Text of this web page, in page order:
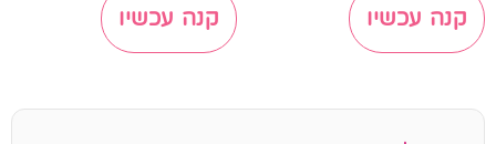
קנה עכשיו קנה עכשיו